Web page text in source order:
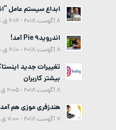
ابداع سیستم عامل
8 آگوست 2018 - 6:16 ق.ظ
اندروید9 Pie آمد!
8 آگوست 2018 - 6:10 ق.ظ
تغییرات جدید
بیشتر کاربران
8 آگوست 2018 - 6:05 ق.ظ
هندزفری موزی هم
7 آگوست 2018 - 7:00 ق.ظ